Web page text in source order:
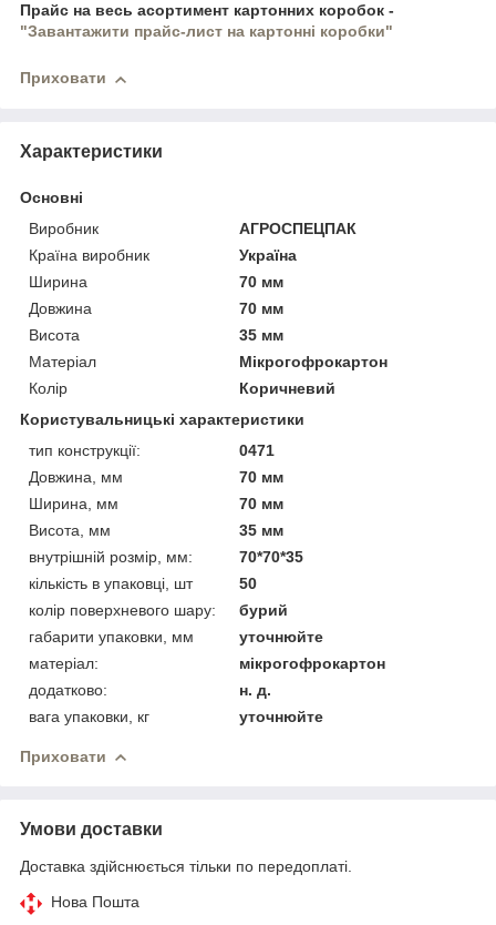
Прайс на весь асортимент картонних коробок -
"Завантажити прайс-лист на картонні коробки"
Приховати
Характеристики
Основні
Виробник
АГРОСПЕЦПАК
Країна виробник
Україна
Ширина
70 мм
Довжина
70 мм
Висота
35 мм
Матеріал
Мікрогофрокартон
Колір
Коричневий
Користувальницькі характеристики
тип конструкції:
0471
Довжина, мм
70 мм
Ширина, мм
70 мм
Висота, мм
35 мм
внутрішній розмір, мм:
70*70*35
кількість в упаковці, шт
50
колір поверхневого шару:
бурий
габарити упаковки, мм
уточнюйте
матеріал:
мікрогофрокартон
додатково:
н. д.
вага упаковки, кг
уточнюйте
Приховати
Умови доставки
Доставка здійснюється тільки по передоплаті.
Нова Пошта